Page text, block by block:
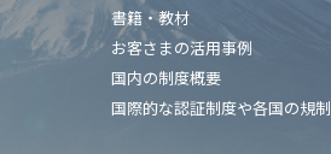
書籍・教材
お客さまの活用事例
国内の制度概要
国際的な認証制度や各国の規制